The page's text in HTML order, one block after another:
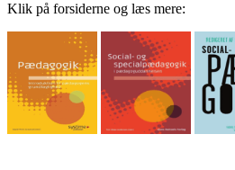
Klik på forsiderne og læs mere: